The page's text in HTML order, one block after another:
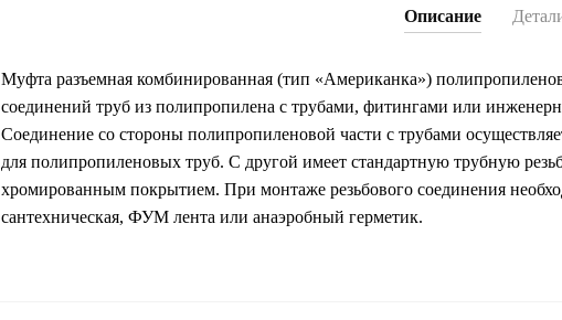
Описание
Муфта разъемная комбинированная (тип «Американка»)
соединений труб из полипропилена с трубами, фитингами или
Соединение со стороны полипропиленовой части с трубами
для полипропиленовых труб. С другой имеет стандартную трубную
хромированным покрытием. При монтаже резьбового соединения
сантехническая, ФУМ лента или анаэробный герметик.